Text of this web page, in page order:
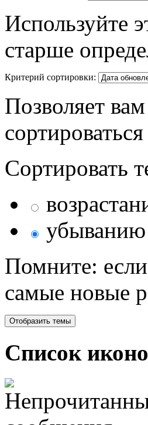
Используйте
старше
Критерий сортировки:
Позволяет
Сортировать
убыванию
Помните:
самые новые
Список